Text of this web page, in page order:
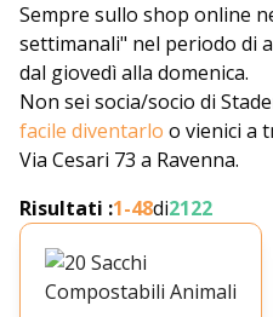
Sempre sullo shop online
settimanali" nel periodo di
dal giovedì alla domenica.
Non sei socia/socio di
facile diventarlo o vienici a
Via Cesari 73 a Ravenna.
Risultati :1-48di2122